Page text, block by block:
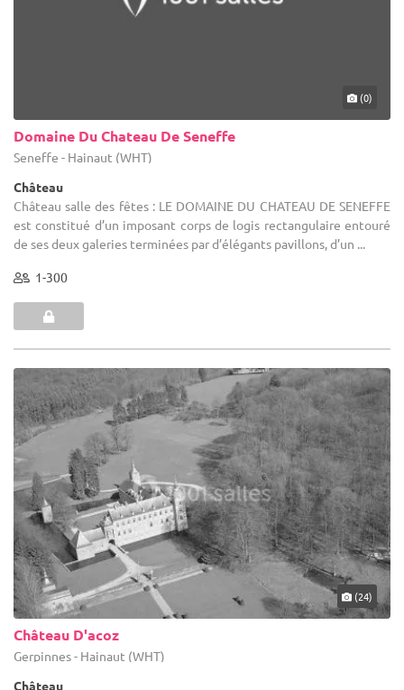
(0)
Domaine Du Chateau De Seneffe
Seneffe - Hainaut (WHT)
Château
Château salle des fêtes : LE DOMAINE DU CHATEAU DE SENEFFE
est constitué d’un imposant corps de logis rectangulaire entouré
de ses deux galeries terminées par d’élégants pavillons, d’un ...
1-300
(24)
Château D'acoz
Gerpinnes - Hainaut (WHT)
Château